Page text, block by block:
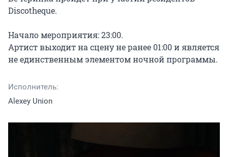
Discotheque.
Начало мероприятия: 23:00.
Артист выходит на сцену не ранее 01:00 и является
не единственным элементом ночной программы.
Исполнитель:
Alexey Union